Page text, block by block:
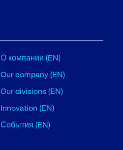
О компании (EN)
Our company (EN)
Our divisions (EN)
Innovation (EN)
События (EN)